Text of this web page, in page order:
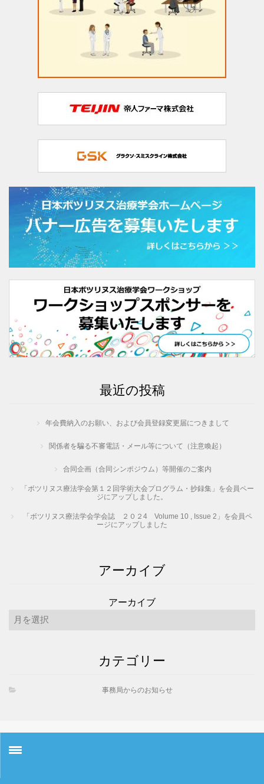
最近の投稿
年会費納入のお願い、および会員登録変更届につきまして
関係者を騙る不審電話・メール等について（注意喚起）
合同企画（合同シンポジウム）等開催のご案内
「ボツリヌス療法学会第１２回学術大会プログラム・抄録集」を会員ペー
ジにアップしました。
「ボツリヌス療法学会学会誌 ２０２4 Volume 10 , Issue 2」を会員ペ
ージにアップしました
アーカイブ
アーカイブ
カテゴリー
事務局からのお知らせ